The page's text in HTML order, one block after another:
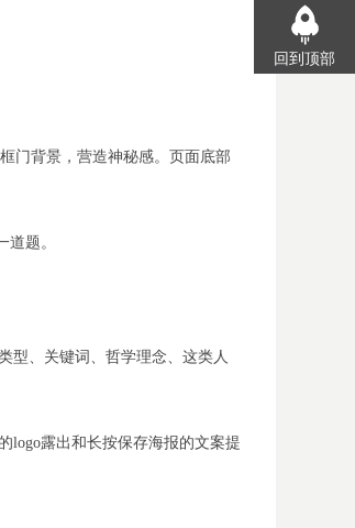
门背景，营造神秘感。页面底部
题。
型、关键词、哲学理念、这类人
logo露出和长按保存海报的文案提
回到顶部